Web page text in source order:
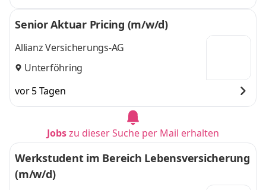
Senior Aktuar Pricing (m/w/d)
Allianz Versicherungs-AG
Unterföhring
vor 5 Tagen
Jobszu dieser Suche per Mail erhalten
Werkstudent im Bereich Lebensversicherung
(m/w/d)